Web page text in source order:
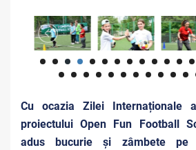
Cu ocazia Zilei Internaționale
proiectului Open Fun Football
adus bucurie și zâmbete pe